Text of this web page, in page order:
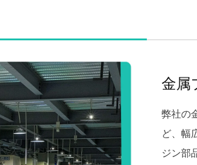
金属
弊社の
ど、幅
ジン部